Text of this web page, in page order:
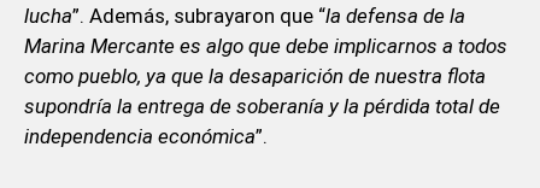
lucha”. Además, subrayaron que “la defensa de la
Marina Mercante es algo que debe implicarnos a todos
como pueblo, ya que la desaparición de nuestra flota
supondría la entrega de soberanía y la pérdida total de
independencia económica”.